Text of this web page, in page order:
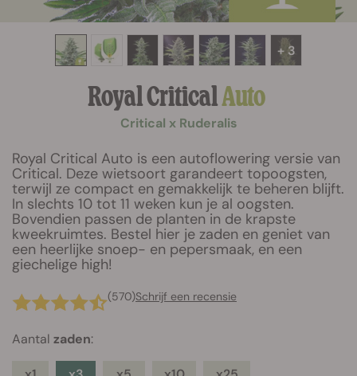
+ 3
Royal CriticalAuto
Critical x Ruderalis
Royal Critical Auto is een autoflowering versie van
Critical. Deze wietsoort garandeert topoogsten,
terwijl ze compact en gemakkelijk te beheren blijft.
In slechts 10 tot 11 weken kun je al oogsten.
Bovendien passen de planten in de krapste
kweekruimtes. Bestel hier je zaden en geniet van
een heerlijke snoep- en pepersmaak, en een
giechelige high!
(570)Schrijf een recensie
Aantal zaden: